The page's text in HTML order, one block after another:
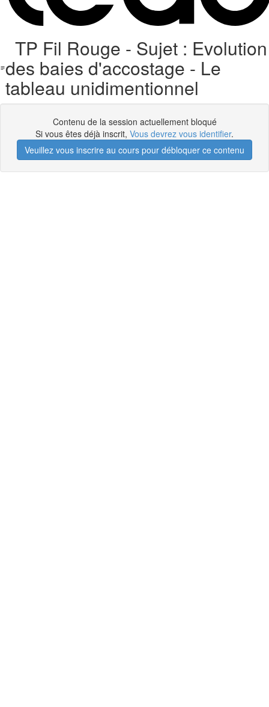
TP Fil Rouge - Sujet : Evolution
des baies d'accostage - Le
tableau unidimentionnel
Contenu de la session actuellement bloqué
Si vous êtes déjà inscrit, Vous devrez vous identifier.
Veuillez vous inscrire au cours pour débloquer ce contenu